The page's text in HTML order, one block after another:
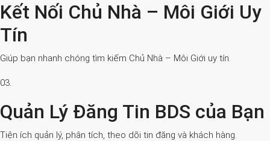
Kết Nối Chủ Nhà – Môi Giới Uy
Tín
Giúp bạn nhanh chóng tìm kiếm Chủ Nhà – Môi Giới uy tín.
03.
Quản Lý Đăng Tin BDS của Bạn
Tiện ích quản lý, phân tích, theo dõi tin đăng và khách hàng.